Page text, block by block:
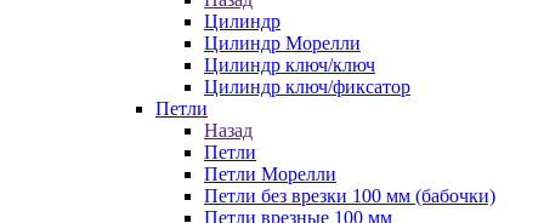
Цилиндр
Цилиндр Морелли
Цилиндр ключ/ключ
Цилиндр ключ/фиксатор
Петли
Назад
Петли
Петли Морелли
Петли без врезки 100 мм (бабочки)
Петли врезные 100 мм